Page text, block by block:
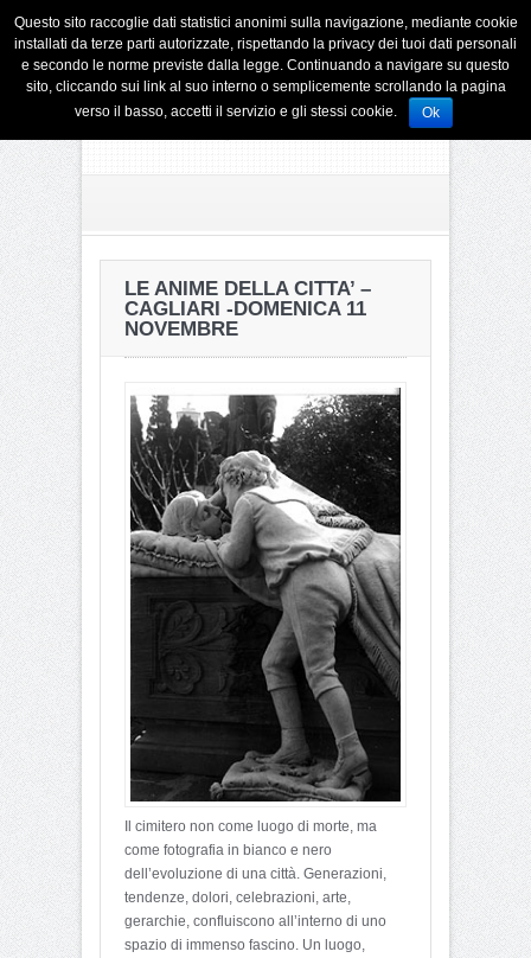
LE ANIME DELLA CITTA’ –
CAGLIARI -DOMENICA 11
NOVEMBRE
Il cimitero non come luogo di morte, ma
come fotografia in bianco e nero
dell’evoluzione di una città. Generazioni,
tendenze, dolori, celebrazioni, arte,
gerarchie, confluiscono all’interno di uno
spazio di immenso fascino. Un luogo,
Questo sito raccoglie dati statistici anonimi sulla navigazione, mediante cookie
installati da terze parti autorizzate, rispettando la privacy dei tuoi dati personali
e secondo le norme previste dalla legge. Continuando a navigare su questo
sito, cliccando sui link al suo interno o semplicemente scrollando la pagina
verso il basso, accetti il servizio e gli stessi cookie.
Ok